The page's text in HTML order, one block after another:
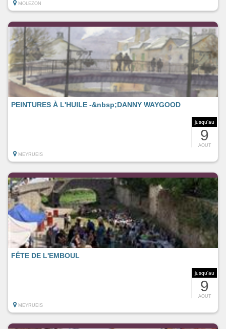
MOLEZON
jusqu'au
9
AOUT
PEINTURES À L'HUILE -&nbsp;DANNY WAYGOOD
MEYRUEIS
jusqu'au
9
AOUT
FÊTE DE L'EMBOUL
MEYRUEIS